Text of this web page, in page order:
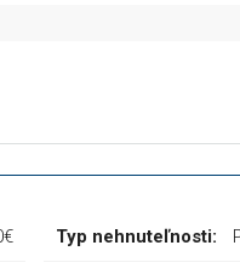
Typ nehnuteľnosti: